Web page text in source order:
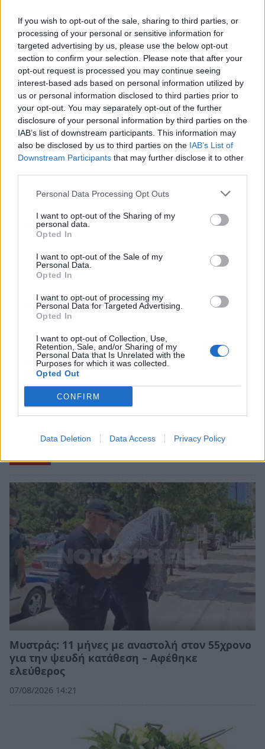
If you wish to opt-out of the sale, sharing to third parties, or
processing of your personal or sensitive information for
targeted advertising by us, please use the below opt-out
section to confirm your selection. Please note that after your
opt-out request is processed you may continue seeing
interest-based ads based on personal information utilized by
us or personal information disclosed to third parties prior to
your opt-out. You may separately opt-out of the further
disclosure of your personal information by third parties on the
IAB’s list of downstream participants. This information may
also be disclosed by us to third parties on the IAB’s List of
Downstream Participants that may further disclose it to other
Personal Data Processing Opt Outs
I want to opt-out of the Sharing of my
personal data.
Opted In
I want to opt-out of the Sale of my
Personal Data.
Opted In
I want to opt-out of processing my
Personal Data for Targeted Advertising.
Opted In
I want to opt-out of Collection, Use,
Retention, Sale, and/or Sharing of my
Personal Data that Is Unrelated with the
Purposes for which it was collected.
Opted Out
CONFIRM
Data Deletion Data Access Privacy Policy
Σχετικά Άρθρα
Μυστράς: 11 μήνες με αναστολή στον 55χρονο
για την ψευδή κατάθεση – Αφέθηκε
ελεύθερος
07/08/2026 14:21